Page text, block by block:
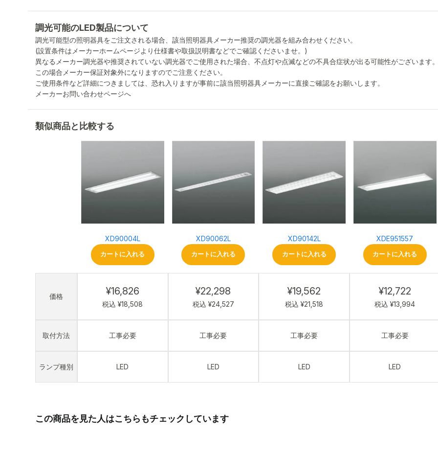
調光可能のLED製品について
調光可能型の照明器具をご注文される場合、該当照明器具メーカー推奨の調光器を組み合わせください。
(設置条件はメーカーホームページより仕様書や取扱説明書などでご確認くださいませ。)
異なるメーカー調光器や推奨されていない調光器でご使用された場合、不点灯や点滅などの不具合症状が出る可能性がございます。
この場合メーカー保証対象外になりますのでご注意ください。
ご使用条件など詳細につきましては、恐れ入りますが事前に該当照明器具メーカーに直接ご確認をお願いします。
メーカーお問い合わせページへ
類似商品と比較する
価格
取付方法
ランプ種別
XD90004L
カートに入れる
¥16,826
税込 ¥18,508
工事必要
LED
XD90062L
カートに入れる
¥22,298
税込 ¥24,527
工事必要
LED
XD90142L
カートに入れる
¥19,562
税込 ¥21,518
工事必要
LED
XDE951557
カートに入れる
¥12,722
税込 ¥13,994
工事必要
LED
この商品を見た人はこちらもチェックしています